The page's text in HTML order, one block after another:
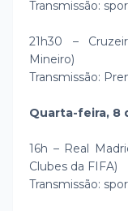
Transmissão:
21h30 –
Mineiro)
Transmissão:
Quarta-feira, 8
16h – Real
Clubes da FIFA)
Transmissão: